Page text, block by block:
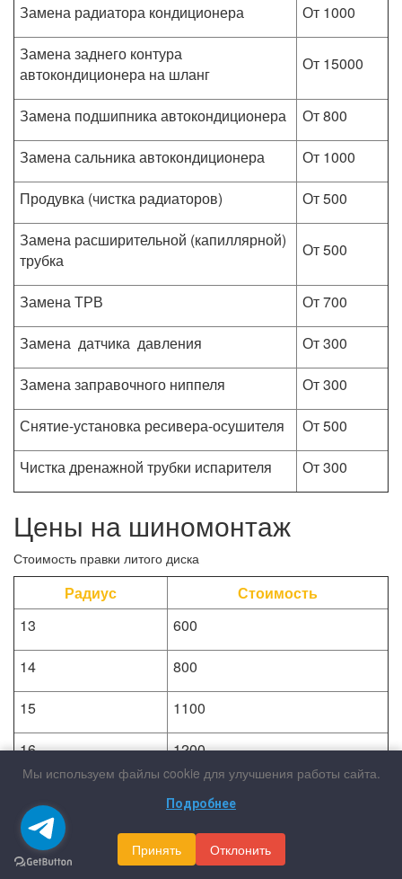
Замена радиатора кондиционера
От 1000
Замена заднего контура
автокондиционера на шланг
От 15000
Замена подшипника автокондиционера
От 800
Замена сальника автокондиционера
От 1000
Продувка (чистка радиаторов)
От 500
Замена расширительной (капиллярной)
трубка
От 500
Замена ТРВ
От 700
Замена датчика давления
От 300
Замена заправочного ниппеля
От 300
Снятие-установка ресивера-осушителя
От 500
Чистка дренажной трубки испарителя
От 300
Цены на шиномонтаж
Стоимость правки литого диска
Радиус
Стоимость
13
600
14
800
15
1100
16
1200
18
1900
19
Мы используем файлы cookie для улучшения работы сайта.
Подробнее
Принять Отклонить